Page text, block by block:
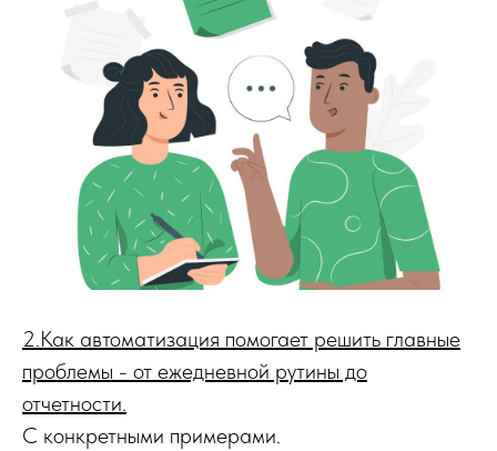
2.Как автоматизация помогает решить главные
проблемы - от ежедневной рутины до
отчетности.
С конкретными примерами.